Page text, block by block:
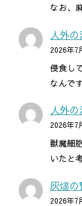
なお、
人外の
2026年7
侵食し
なんで
人外の
2026年7
獣魔細
いたと
灰燼の
2026年7